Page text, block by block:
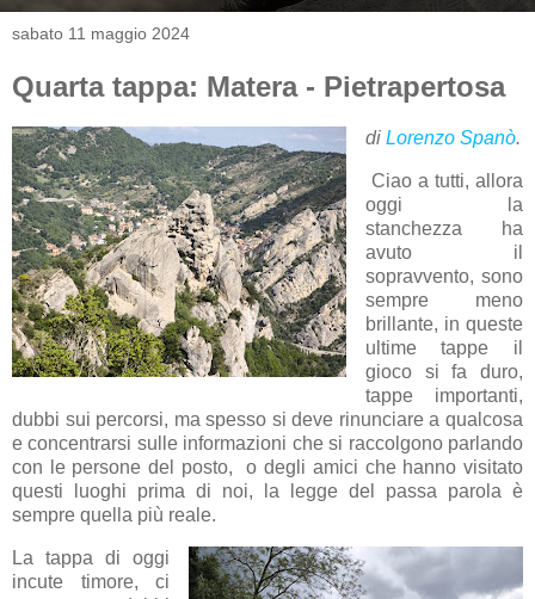
sabato 11 maggio 2024
Quarta tappa: Matera - Pietrapertosa
di Lorenzo Spanò.
Ciao a tutti, allora
oggi la
stanchezza ha
avuto il
sopravvento, sono
sempre meno
brillante, in queste
ultime tappe il
gioco si fa duro,
tappe importanti,
dubbi sui percorsi, ma spesso si deve rinunciare a qualcosa
e concentrarsi sulle informazioni che si raccolgono parlando
con le persone del posto, o degli amici che hanno visitato
questi luoghi prima di noi, la legge del passa parola è
sempre quella più reale.
La tappa di oggi
incute timore, ci